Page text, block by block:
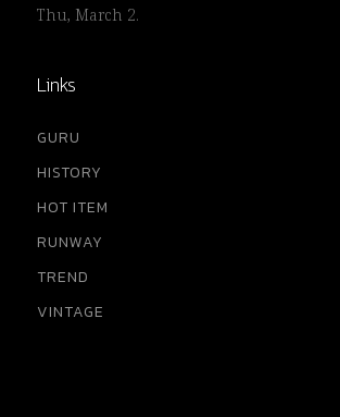
Thu, March 2.
Links
GURU
HISTORY
HOT ITEM
RUNWAY
TREND
VINTAGE